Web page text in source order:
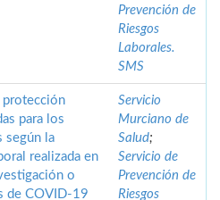
Prevención de
Riesgos
Laborales.
SMS
protección
para los
según la
realizada en
o
de COVID-19
Servicio
Murciano de
Salud;
Servicio de
Prevención de
Riesgos